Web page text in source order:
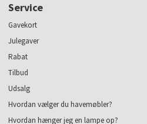
Service
Gavekort
Julegaver
Rabat
Tilbud
Udsalg
Hvordan vælger du havemøbler?
Hvordan hænger jeg en lampe op?